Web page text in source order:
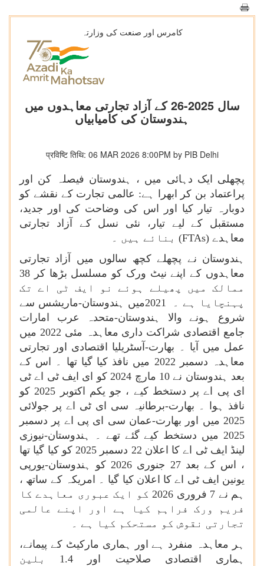
کامرس اور صنعت کی وزارتہ
سال 2025-26 کے آزاد تجارتی معاہدوں میں
ہندوستان کی کامیابیاں
प्रविष्टि तिथि: 06 MAR 2026 8:00PM by PIB Delhi
پچھلی ایک دہائی میں ، ہندوستان فیصلہ کن اور
پراعتماد بن کر ابھرا ہے: عالمی تجارت کے نقشے کو
دوبارہ تیار کیا اور اس کی وضاحت کی اور جدید،
مستقبل کے لیے تیار، نئی نسل کے آزاد تجارتی
معاہدے (FTAs) بنائے ہیں ۔
ہندوستان نے پچھلے کچھ سالوں میں آزاد تجارتی
معاہدوں کے اپنے نیٹ ورک کو مسلسل بڑھا کر 38
ممالک میں پھیلے ہوئے نو ایف ٹی اے تک
پہنچایا ہے ۔
2021میں ہندوستان-ماریشس سے
شروع ہونے والا ہندوستان-متحدہ عرب امارات
جامع اقتصادی شراکت داری معاہدہ مئی 2022 میں
عمل میں آیا ۔ بھارت-آسٹریلیا اقتصادی اور تجارتی
معاہدہ دسمبر 2022 میں نافذ کیا گیا تھا ۔ اس کے
بعد ہندوستان نے 10 مارچ 2024 کو ای ایف ٹی اے ٹی
ای پی اے پر دستخط کیے ، جو یکم اکتوبر 2025 کو
نافذ ہوا ۔ بھارت-برطانیہ سی ای ٹی اے پر جولائی
2025 میں اور بھارت-عمان سی ای پی اے پر دسمبر
2025 میں دستخط کیے گئے تھے ۔ ہندوستان-نیوزی
لینڈ ایف ٹی اے کا اعلان 22 دسمبر 2025 کو کیا گیا تھا
، اس کے بعد 27 جنوری 2026 کو ہندوستان-یورپی
یونین ایف ٹی اے کا اعلان کیا گیا ۔ امریکہ کے ساتھ ،
ہم نے 7 فروری 2026 کو ایک عبوری معاہدے کا
فریم ورک فراہم کیا ہے اور اپنے عالمی
تجارتی نقوش کو مستحکم کیا ہے ۔
ہر معاہدہ منفرد ہے اور ہماری مارکیٹ کے پیمانے،
ہماری اقتصادی صلاحیت اور 1.4 بلین